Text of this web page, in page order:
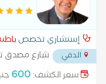
إستشاري تخصص
الدقي شارع مصدق
سعر الكشف:600